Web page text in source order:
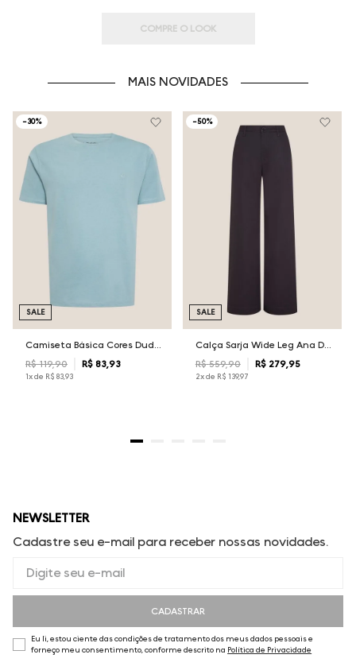
COMPRE O LOOK
MAIS NOVIDADES
-30%
R$ 119,90 R$ 83, 93
1x de R$ 83,93
SALE
-50%
Calça Sarja Wide Leg Ana Dudalina Feminina
R$ 559,90 R$ 279, 95
2x de R$ 139,97
SALE
NEWSLETTER
Cadastre seu e-mail para receber nossas novidades.
CADASTRAR
Eu li, estou ciente das condições de tratamento dos meus dados pessoais e
forneço meu consentimento, conforme descrito na Política de Privacidade